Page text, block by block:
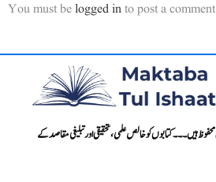
You must belogged into post a
ہیں۔۔۔ کتابوں کو خالص علمی، تحقیقی اور تبلیغی مقاصد کے